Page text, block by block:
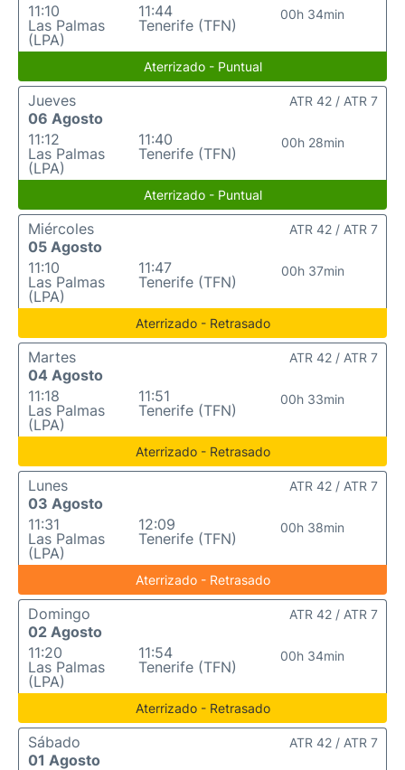
11:10
Las Palmas
(LPA)
11:44
Tenerife (TFN)
00h 34min
Aterrizado - Puntual
Jueves
06 Agosto
11:12
Las Palmas
(LPA)
11:40
Tenerife (TFN)
00h 28min
ATR 42 / ATR 7
Aterrizado - Puntual
Miércoles
05 Agosto
11:10
Las Palmas
(LPA)
11:47
Tenerife (TFN)
00h 37min
ATR 42 / ATR 7
Aterrizado - Retrasado
Martes
04 Agosto
11:18
Las Palmas
(LPA)
11:51
Tenerife (TFN)
00h 33min
ATR 42 / ATR 7
Aterrizado - Retrasado
Lunes
03 Agosto
11:31
Las Palmas
(LPA)
12:09
Tenerife (TFN)
00h 38min
ATR 42 / ATR 7
Aterrizado - Retrasado
Domingo
02 Agosto
11:20
Las Palmas
(LPA)
11:54
Tenerife (TFN)
00h 34min
ATR 42 / ATR 7
Aterrizado - Retrasado
Sábado
01 Agosto
ATR 42 / ATR 7